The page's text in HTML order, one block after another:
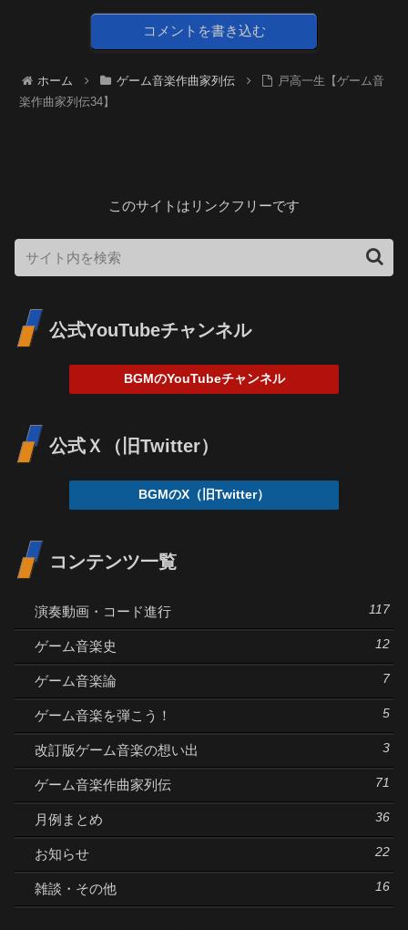
コメントを書き込む
ホーム ゲーム音楽作曲家列伝
戸高一生【ゲーム音
楽作曲家列伝34】
このサイトはリンクフリーです
公式YouTubeチャンネル
BGMのYouTubeチャンネル
公式Ｘ（旧Twitter）
BGMのX（旧Twitter）
コンテンツ一覧
演奏動画・コード進行 117
ゲーム音楽史 12
ゲーム音楽論 7
ゲーム音楽を弾こう！ 5
改訂版ゲーム音楽の想い出 3
ゲーム音楽作曲家列伝 71
月例まとめ 36
お知らせ 22
雑談・その他 16